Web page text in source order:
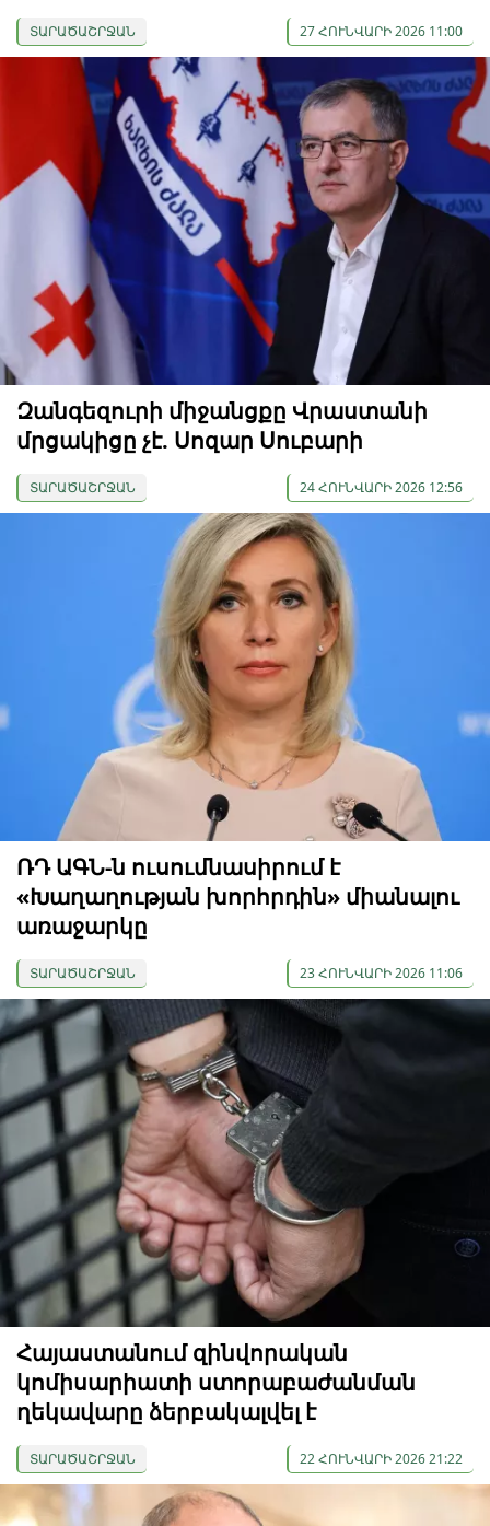
ՏԱՐԱԾԱՇՐՋԱՆ 27 ՀՈՒՆՎԱՐԻ 2026 11:00
Զանգեզուրի միջանցքը Վրաստանի
մրցակիցը չէ. Սոզար Սուբարի
ՏԱՐԱԾԱՇՐՋԱՆ 24 ՀՈՒՆՎԱՐԻ 2026 12:56
ՌԴ ԱԳՆ-ն ուսումնասիրում է
«Խաղաղության խորհրդին» միանալու
առաջարկը
ՏԱՐԱԾԱՇՐՋԱՆ 23 ՀՈՒՆՎԱՐԻ 2026 11:06
Հայաստանում զինվորական
կոմիսարիատի ստորաբաժանման
ղեկավարը ձերբակալվել է
ՏԱՐԱԾԱՇՐՋԱՆ 22 ՀՈՒՆՎԱՐԻ 2026 21:22